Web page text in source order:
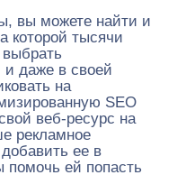
вы можете найти и
которой тысячи
и даже в своей
на
SEO
веб-ресурс на
рекламное
ее в
помочь ей попасть